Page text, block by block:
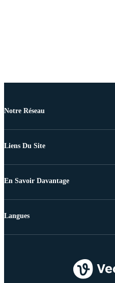
Notre Réseau
Liens Du Site
En Savoir Davantage
Langues